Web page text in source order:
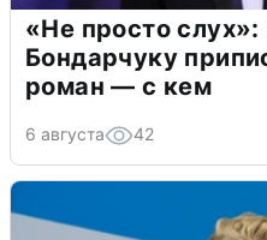
«Не просто
Бондарчуку
роман — с кем
6 августа 42